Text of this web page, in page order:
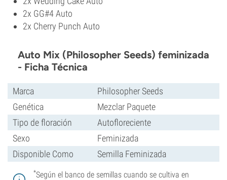
2x GG#4 Auto
2x Cherry Punch Auto
Auto Mix (Philosopher Seeds) feminizada
- Ficha Técnica
Marca
Philosopher Seeds
Genética
Mezclar Paquete
Tipo de floración
Autofloreciente
Sexo
Feminizada
Disponible Como
Semilla Feminizada
*Según el banco de semillas cuando se cultiva en